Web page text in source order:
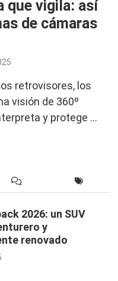
que vigila: así
de cámaras
retrovisores, los
visión de 360º
y protege …
2026: un SUV
y
renovado